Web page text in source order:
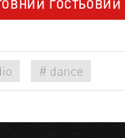
ГОСТЬОВИЙ
# dance